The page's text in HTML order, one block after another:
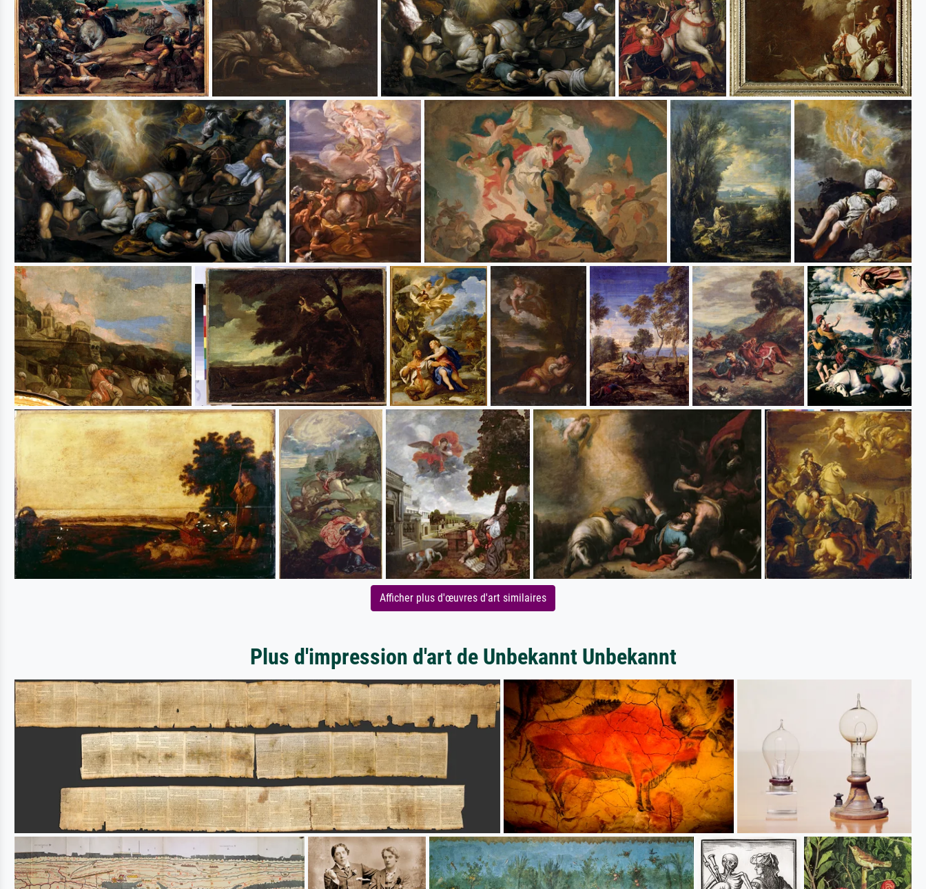
Afficher plus d'œuvres d'art similaires
Plus d'impression d'art de Unbekannt Unbekannt